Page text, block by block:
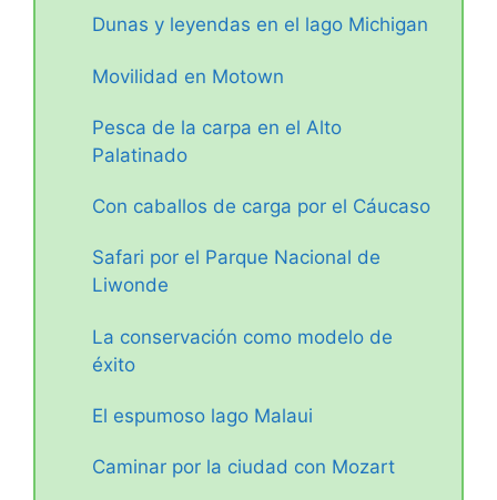
Dunas y leyendas en el lago Michigan
Movilidad en Motown
Pesca de la carpa en el Alto
Palatinado
Con caballos de carga por el Cáucaso
Safari por el Parque Nacional de
Liwonde
La conservación como modelo de
éxito
El espumoso lago Malaui
Caminar por la ciudad con Mozart